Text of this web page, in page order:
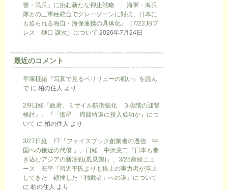
警・民兵」に挑む新たな抑止戦略 海軍・海兵
隊との三軍種統合でグレーゾーンに対抗、日本に
も迫られる海自・海保連携の具体化』（7/22JBプ
レス 樋口 譲次）について 2026年7月24日
最近のコメント
平塚柾緒『写真で見るペリリューの戦い』を読ん
で に 柏の住人 より
2/9日経『政府、ミサイル防衛強化 ３段階の迎撃
検討』、『「衛星」 周回軌道に投入成功か』につ
いて に 柏の住人 より
3/27日経 FT『フェイスブック創業者の過信 中
国への接近の代償 』、日経 中沢克二『日本も巻
き込むアジアの新冷戦(風見鶏)』、3/25産経ニュ
ース 石平『習近平氏よりも格上の実力者が浮上
してきた 頓挫した「独裁者」への道』について
に 柏の住人 より